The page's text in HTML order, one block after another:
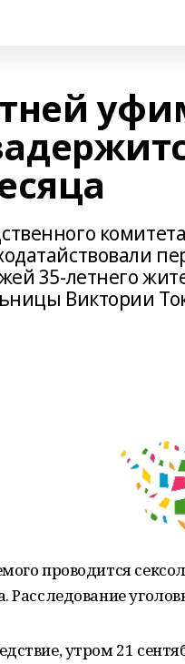
35-летнего
Виктории
проводится
Расследование
утром 21